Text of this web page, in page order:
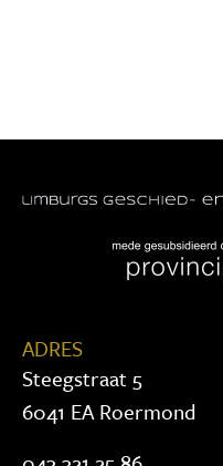
ADRES
Steegstraat 5
6041 EA Roermond